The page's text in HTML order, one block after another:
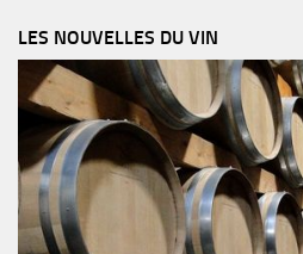
LES NOUVELLES DU VIN